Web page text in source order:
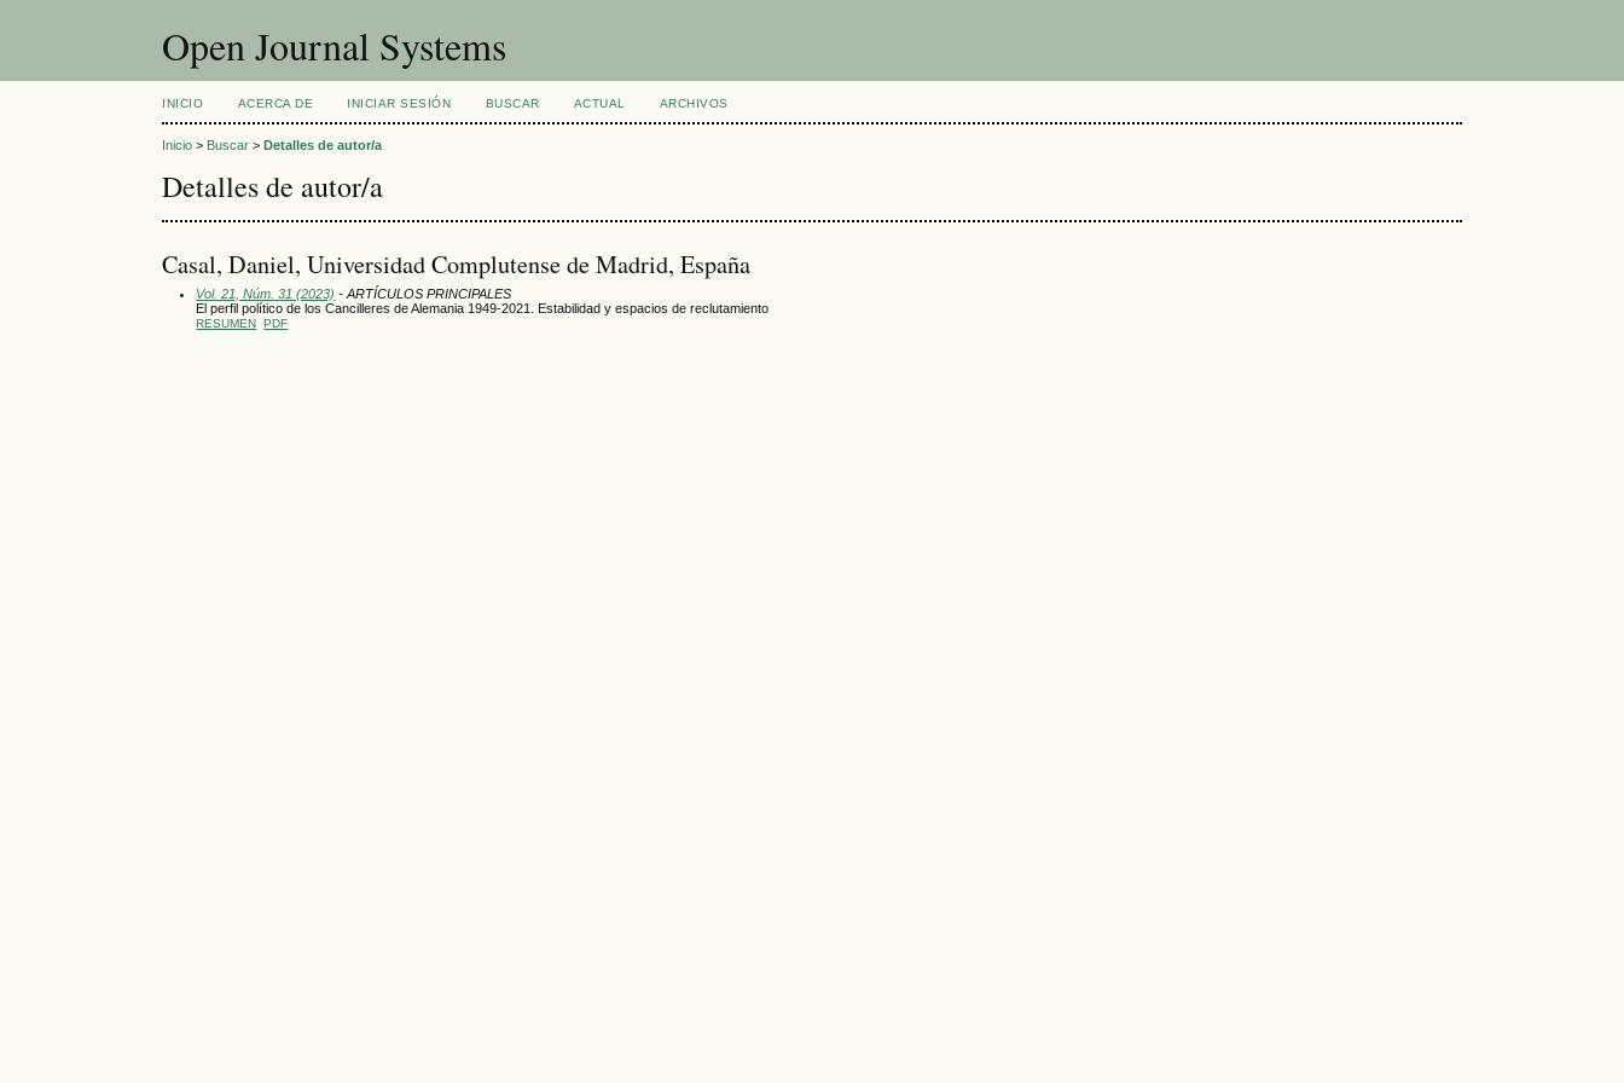
Open Journal Systems
INICIO ACERCA DE INICIAR SESIÓN BUSCAR ACTUAL ARCHIVOS
Inicio > Buscar >Detalles de autor/a
Detalles de autor/a
Casal, Daniel, Universidad Complutense de Madrid, España
Vol. 21, Núm. 31 (2023) - ARTÍCULOS PRINCIPALES
El perfil político de los Cancilleres de Alemania 1949-2021. Estabilidad y espacios de reclutamiento
RESUMEN PDF